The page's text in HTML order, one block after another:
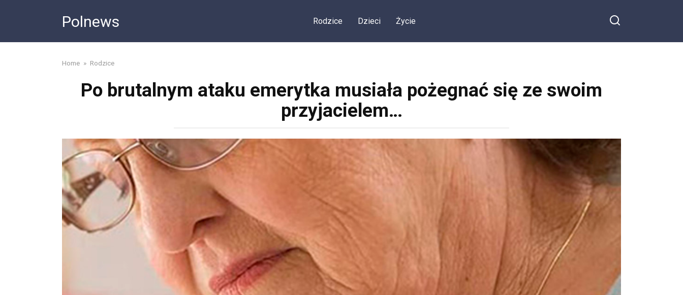
Polnews Rodzice Dzieci Życie
Home » Rodzice
Po brutalnym ataku emerytka musiała pożegnać się ze swoim
przyjacielem…